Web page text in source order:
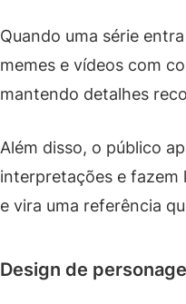
Quando uma série
memes e vídeos com
mantendo detalhes
Além disso, o público
interpretações e fazem
e vira uma referência
Design de